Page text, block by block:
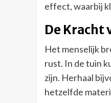
effect, waarbij
De Kracht
Het menselijk
rust. In de tuin
zijn. Herhaal
hetzelfde